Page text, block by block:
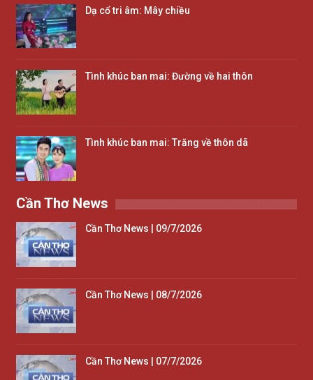
Dạ cổ tri âm: Mây chiều
Tình khúc ban mai: Đường về hai thôn
Tình khúc ban mai: Trăng về thôn dã
Cần Thơ News
Cần Thơ News | 09/7/2026
Cần Thơ News | 08/7/2026
Cần Thơ News | 07/7/2026